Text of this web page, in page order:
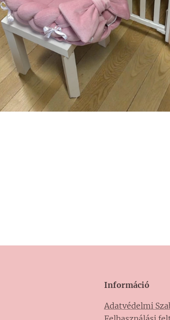
Információ
Adatvédelmi